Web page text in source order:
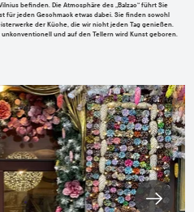
befinden. Die Atmosphäre des „Balzac“ führt Sie
für jeden Geschmack etwas dabei. Sie finden sowohl
der Küche, die wir nicht jeden Tag genießen.
und auf den Tellern wird Kunst geboren.